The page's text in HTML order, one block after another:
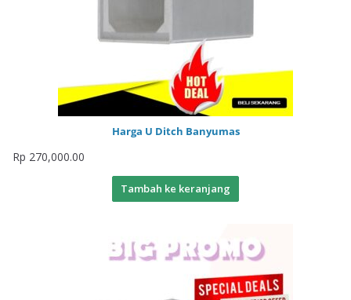
Harga U Ditch Banyumas
Rp 270,000.00
Tambah ke keranjang